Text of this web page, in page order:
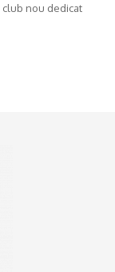
club nou dedicat